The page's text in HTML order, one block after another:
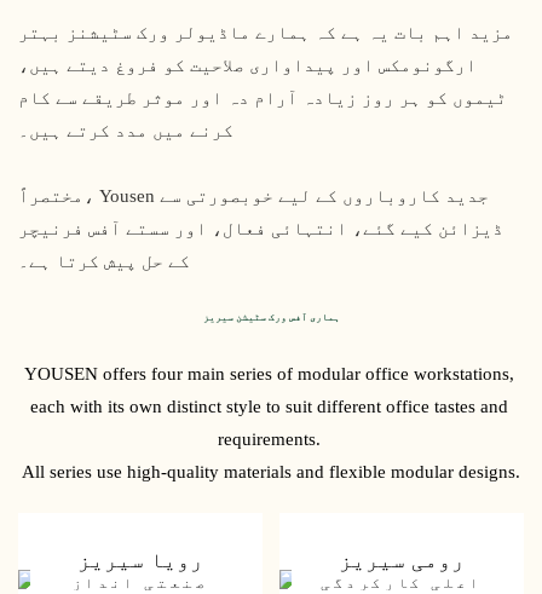
مزید اہم بات یہ ہے کہ ہمارے ماڈیولر ورک سٹیشنز بہتر
ارگونومکس اور پیداواری صلاحیت کو فروغ دیتے ہیں،
ٹیموں کو ہر روز زیادہ آرام دہ اور موثر طریقے سے کام
کرنے میں مدد کرتے ہیں۔
مختصراً، Yousen جدید کاروباروں کے لیے خوبصورتی سے
ڈیزائن کیے گئے، انتہائی فعال، اور سستے آفس فرنیچر
کے حل پیش کرتا ہے۔
ہماری آفس ورک سٹیشن سیریز
YOUSEN offers four main series of modular office workstations,
each with its own distinct style to suit different office tastes and
requirements.
All series use high-quality materials and flexible modular designs.
رویا سیریز
صنعتی انداز
رومی سیریز
اعلی کارکردگی